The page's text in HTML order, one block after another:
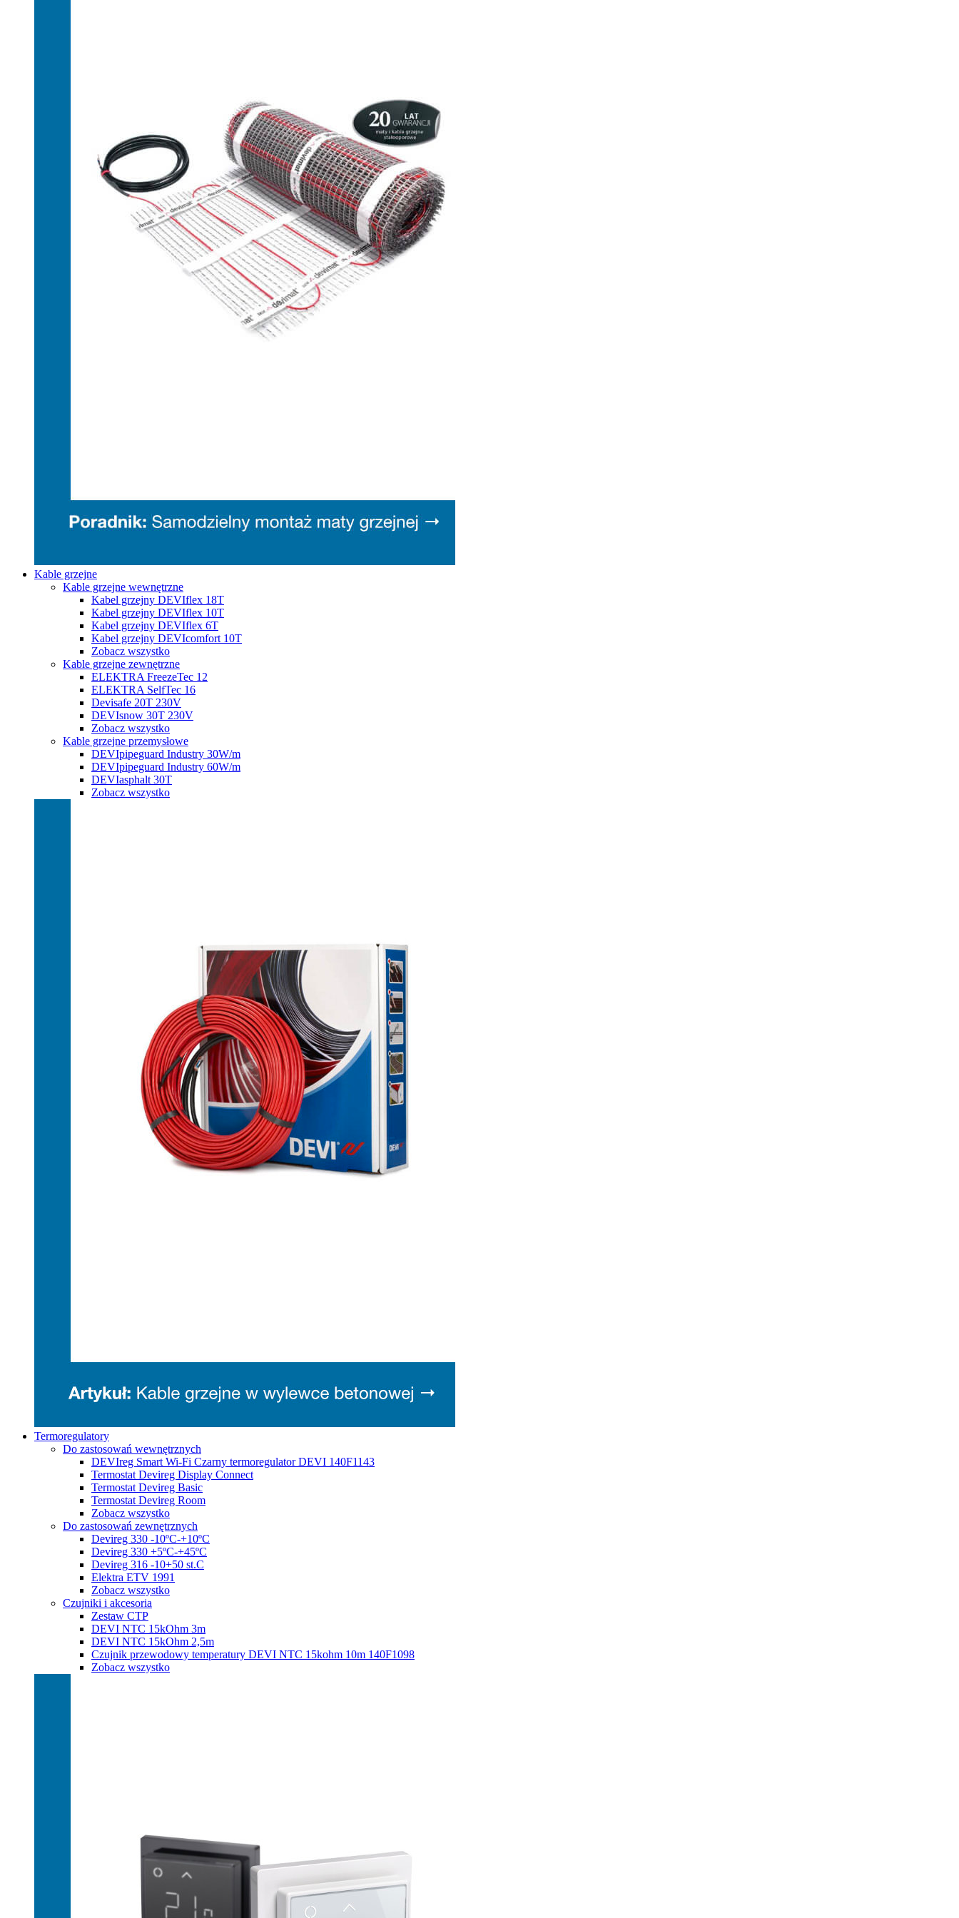
Kable grzejne
Kable grzejne wewnętrzne
Kabel grzejny DEVIflex 18T
Kabel grzejny DEVIflex 10T
Kabel grzejny DEVIflex 6T
Kabel grzejny DEVIcomfort 10T
Zobacz wszystko
Kable grzejne zewnętrzne
ELEKTRA FreezeTec 12
ELEKTRA SelfTec 16
Devisafe 20T 230V
DEVIsnow 30T 230V
Zobacz wszystko
Kable grzejne przemysłowe
DEVIpipeguard Industry 30W/m
DEVIpipeguard Industry 60W/m
DEVIasphalt 30T
Zobacz wszystko
Termoregulatory
Do zastosowań wewnętrznych
DEVIreg Smart Wi-Fi Czarny termoregulator DEVI 140F1143
Termostat Devireg Display Connect
Termostat Devireg Basic
Termostat Devireg Room
Zobacz wszystko
Do zastosowań zewnętrznych
Devireg 330 -10ºC-+10ºC
Devireg 330 +5ºC-+45ºC
Devireg 316 -10+50 st.C
Elektra ETV 1991
Zobacz wszystko
Czujniki i akcesoria
Zestaw CTP
DEVI NTC 15kOhm 3m
DEVI NTC 15kOhm 2,5m
Czujnik przewodowy temperatury DEVI NTC 15kohm 10m 140F1098
Zobacz wszystko